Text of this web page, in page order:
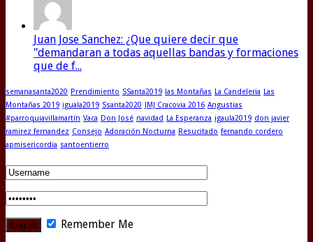
Juan Jose Sanchez: ¿Que quiere decir que
"demandaran a todas aquellas bandas y formaciones
que de f...
semanasanta2020 Prendimiento SSanta2019 las Montañas La Candeleria Las
Montañas 2019 iguala2019 Ssanta2020 JMJ Cracovia 2016 Angustias
#parroquiavillamartín Vaca Don José navidad La Esperanza igaula2019 don javier
ramirez fernandez Consejo Adoración Nocturna Resucitado fernando cordero
apmisericordia santoentierro
Remember Me